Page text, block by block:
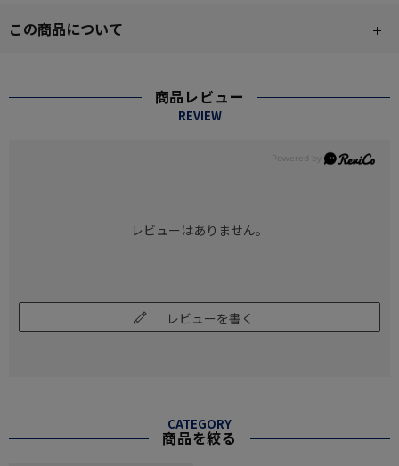
この商品について
商品レビュー
REVIEW
レビューはありません。
レビューを書く
CATEGORY
商品を絞る